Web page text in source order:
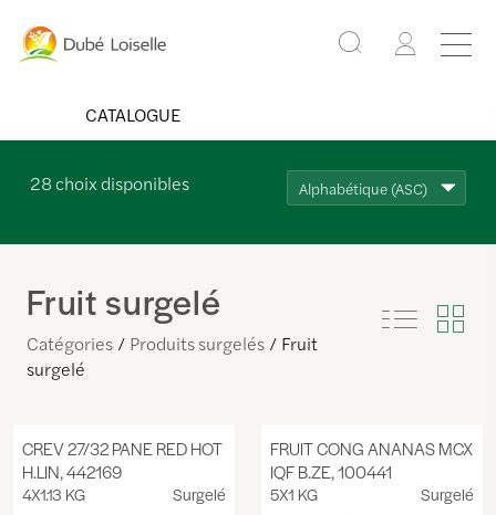
CATALOGUE
28choix disponibles Alphabétique (ASC)
Fruit surgelé
Catégories Produits surgelés
Fruit
surgelé
CREV 27/32 PANE RED HOT
H.LIN, 442169
4X1.13 KG Surgelé
FRUIT CONG ANANAS MCX
IQF B.ZE, 100441
5X1 KG Surgelé